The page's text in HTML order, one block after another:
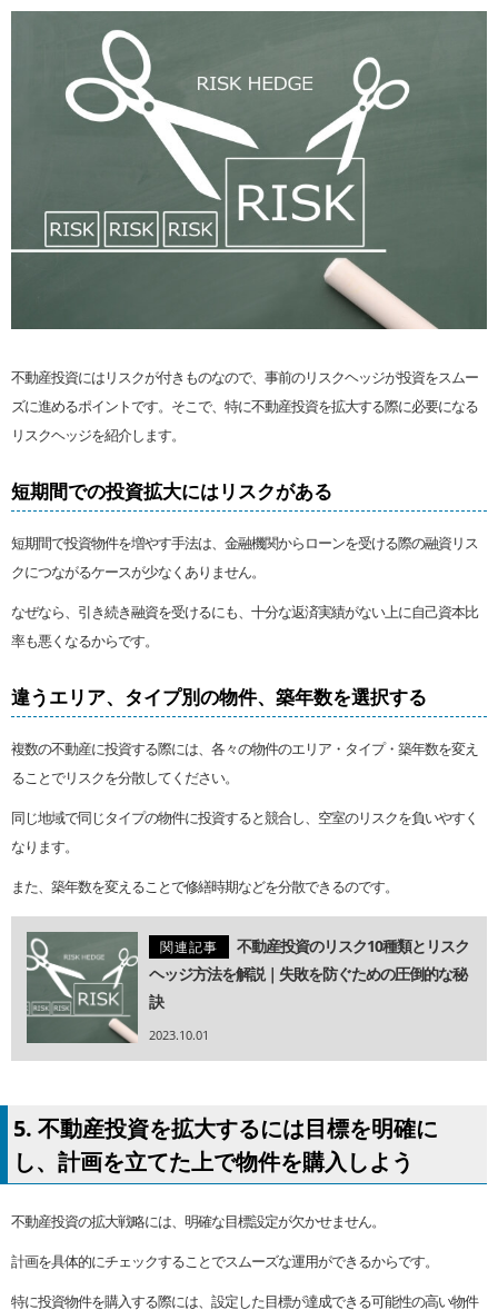
不動産投資にはリスクが付きものなので、事前のリスクヘッジが投資をスムー
ズに進めるポイントです。そこで、特に不動産投資を拡大する際に必要になる
リスクヘッジを紹介します。
短期間での投資拡大にはリスクがある
短期間で投資物件を増やす手法は、金融機関からローンを受ける際の融資リス
クにつながるケースが少なくありません。
なぜなら、引き続き融資を受けるにも、十分な返済実績がない上に自己資本比
率も悪くなるからです。
違うエリア、タイプ別の物件、築年数を選択する
複数の不動産に投資する際には、各々の物件のエリア・タイプ・築年数を変え
ることでリスクを分散してください。
同じ地域で同じタイプの物件に投資すると競合し、空室のリスクを負いやすく
なります。
また、築年数を変えることで修繕時期などを分散できるのです。
関連記事
不動産投資のリスク10種類とリスク
ヘッジ方法を解説｜失敗を防ぐための圧倒的な秘
訣
2023.10.01
5. 不動産投資を拡大するには目標を明確に
し、計画を立てた上で物件を購入しよう
不動産投資の拡大戦略には、明確な目標設定が欠かせません。
計画を具体的にチェックすることでスムーズな運用ができるからです。
特に投資物件を購入する際には、設定した目標が達成できる可能性の高い物件